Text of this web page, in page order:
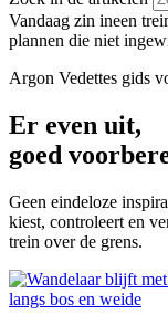
Vandaag zin ineen
plannen die niet
Argon Vedettes gids
Er even uit,
goed
Geen eindeloze
kiest, controleert en
trein over de grens.